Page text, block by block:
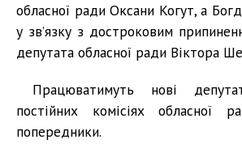
обласної ради Оксани Когут, а
у зв’язку з достроковим
депутата обласної ради Віктора
Працюватимуть нові
постійних комісіях обласної
попередники.